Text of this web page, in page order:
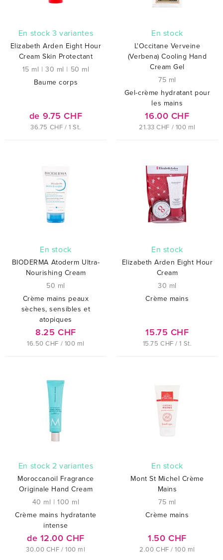
En stock 3 variantes
Elizabeth Arden Eight Hour
Cream Skin Protectant
15 ml |30 ml | 50 ml
Baume corps
de 9.75 CHF
36.75 CHF / 1 St.
En stock
L'Occitane Verveine
(Verbena) Cooling Hand
Cream Gel
75 ml
Gel-crème hydratant pour
les mains
16.00 CHF
21.33 CHF / 100 ml
En stock
BIODERMA Atoderm Ultra-
Nourishing Cream
50 ml
Crème mains peaux
sèches, sensibles et
atopiques
8.25 CHF
16.50 CHF / 100 ml
En stock
Elizabeth Arden Eight Hour
Cream
30 ml
Crème mains
15.75 CHF
15.75 CHF / 1 St.
En stock 2 variantes
Moroccanoil Fragrance
Originale Hand Cream
40 ml |100 ml
Crème mains hydratante
intense
de 12.00 CHF
30.00 CHF / 100 ml
En stock
Mont St Michel Crème
Mains
75 ml
Crème mains
1.50 CHF
2.00 CHF / 100 ml